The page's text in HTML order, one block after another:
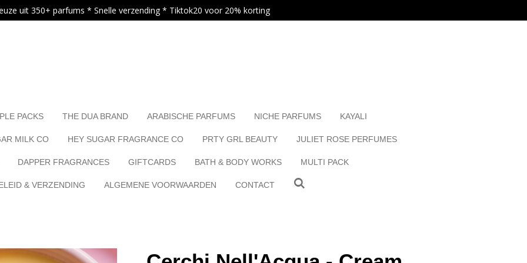
uit 350+ parfums * Snelle verzending * Tiktok20 voor 20% korting
PACKS THE DUA BRAND ARABISCHE PARFUMS NICHE PARFUMS KAYALI
MILK CO HEY SUGAR FRAGRANCE CO PRTY GRL BEAUTY JULIET ROSE PERFUMES
DAPPER FRAGRANCES GIFTCARDS BATH & BODY WORKS MULTI PACK
& VERZENDING ALGEMENE VOORWAARDEN CONTACT